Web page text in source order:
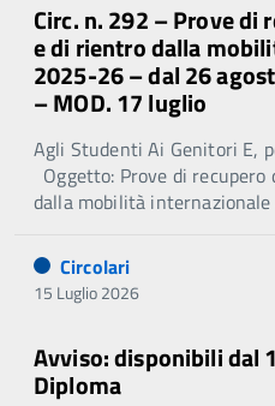
Circ. n. 292 – Prove di
e di rientro dalla
2025-26 – dal 26
– MOD. 17 luglio
Agli Studenti Ai Genitori E,
Oggetto: Prove di
dalla mobilità internazionale
Circolari
15 Luglio 2026
Avviso: disponibili dal
Diploma